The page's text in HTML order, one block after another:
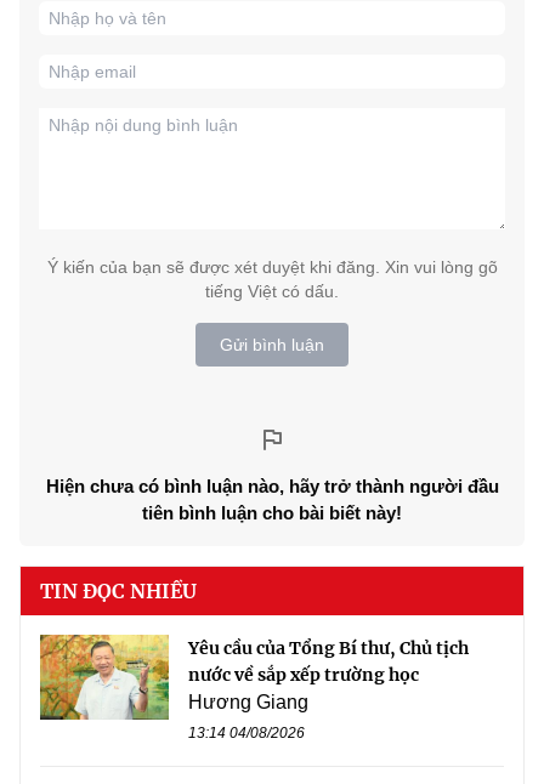
Ý kiến của bạn sẽ được xét duyệt khi đăng. Xin vui lòng gõ
tiếng Việt có dấu.
Gửi bình luận
Hiện chưa có bình luận nào, hãy trở thành người đầu
tiên bình luận cho bài biết này!
TIN ĐỌC NHIỀU
Yêu cầu của Tổng Bí thư, Chủ tịch
nước về sắp xếp trường học
Hương Giang
13:14 04/08/2026